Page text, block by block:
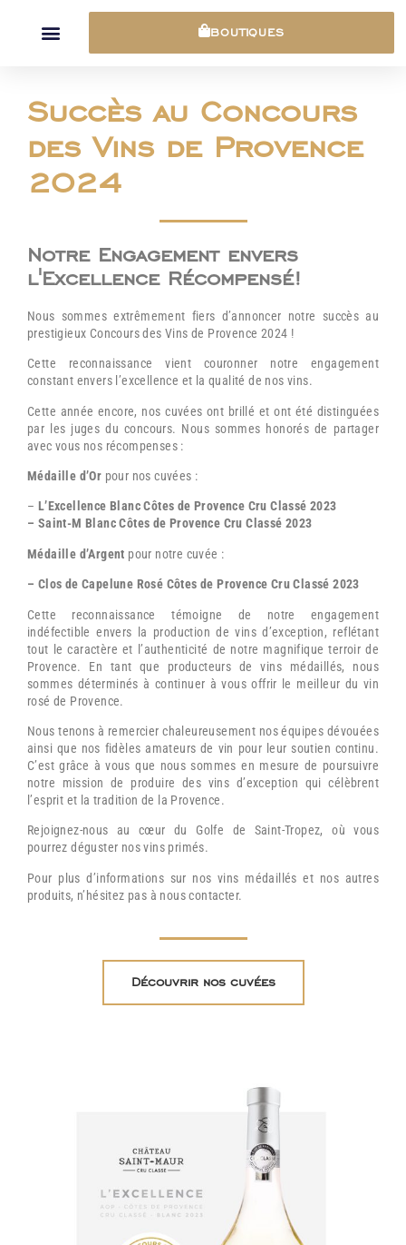
BOUTIQUES
Succès au Concours
des Vins de Provence
2024
Notre Engagement envers
l'Excellence Récompensé!
Nous sommes extrêmement fiers d’annoncer notre succès au
prestigieux Concours des Vins de Provence 2024 !
Cette reconnaissance vient couronner notre engagement
constant envers l’excellence et la qualité de nos vins.
Cette année encore, nos cuvées ont brillé et ont été distinguées
par les juges du concours. Nous sommes honorés de partager
avec vous nos récompenses :
Médaille d’Or pour nos cuvées :
– L’Excellence Blanc Côtes de Provence Cru Classé 2023
– Saint-M Blanc Côtes de Provence Cru Classé 2023
Médaille d’Argent pour notre cuvée :
– Clos de Capelune Rosé Côtes de Provence Cru Classé 2023
Cette reconnaissance témoigne de notre engagement
indéfectible envers la production de vins d’exception, reflétant
tout le caractère et l’authenticité de notre magnifique terroir de
Provence. En tant que producteurs de vins médaillés, nous
sommes déterminés à continuer à vous offrir le meilleur du vin
rosé de Provence.
Nous tenons à remercier chaleureusement nos équipes dévouées
ainsi que nos fidèles amateurs de vin pour leur soutien continu.
C’est grâce à vous que nous sommes en mesure de poursuivre
notre mission de produire des vins d’exception qui célèbrent
l’esprit et la tradition de la Provence.
Rejoignez-nous au cœur du Golfe de Saint-Tropez, où vous
pourrez déguster nos vins primés.
Pour plus d’informations sur nos vins médaillés et nos autres
produits, n’hésitez pas à nous contacter.
Découvrir nos cuvées
Panneau de gestion des cookies